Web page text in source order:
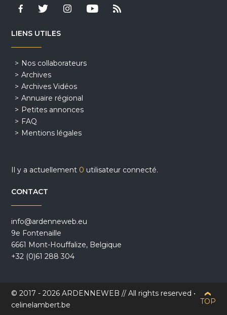
LIENS UTILES
Nos collaborateurs
Archives
Archives Vidéos
Annuaire régional
Petites annonces
FAQ
Mentions légales
Il y a actuellement 0 utilisateur connecté.
CONTACT
info@ardenneweb.eu
9e Fontenaille
6661 Mont-Houffalize, Belgique
+32 (0)61 288 304
© 2017 - 2026 ARDENNEWEB // All rights reserved •
celinelambert.be
TOP